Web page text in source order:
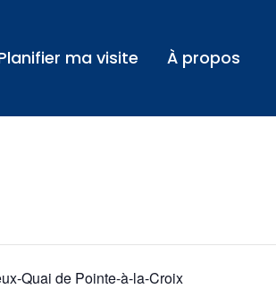
ma visite À propos
Quai de Pointe-à-la-Croix